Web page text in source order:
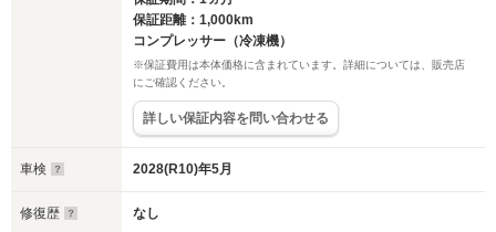
保証距離：1,000km
コンプレッサー（冷凍機）
※保証費用は本体価格に含まれています。詳細については、販売店
にご確認ください。
詳しい保証内容を問い合わせる
車検 2028(R10)年5月
修復歴 なし